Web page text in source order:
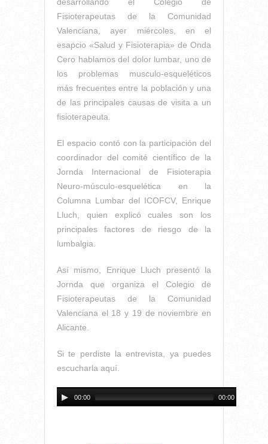
Fisioterapeutas de la Comunidad
Valenciana, ayer miércoles, en el
esapcio «Salud y Fisioterapia» de Onda
Cero hablamos del dolor lumbar, uno de
los problemas musculo-esqueléticos
más frecuentes entre la población y una
de las principales causas de visita a un
fisioterapeuta.
El espacio contó con la participación del
coordinador del comité científico de la
Jornda Internacional de Fisioterapia
Neuro-músculo-esquelética en la
Columna Lumbar del ICOFCV, Enrique
Lluch, quien explicó cuales son los
principales factores de riesgo de la
lumbalgia.
Así mismo, Enrique Lluch presentó la
Jornda que organiza el Colegio de
Fisioterapeutas de la Comunidad
Valenciana el 18 y 19 de noviembre en
Alicante.
Si te perdiste la entrevista, ya puedes
escucharla aquí.
00:00 00:00